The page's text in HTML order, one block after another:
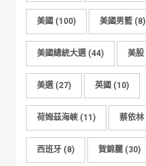
美國 (100) 美國男籃 (8)
美國總統大選(44) 美股
美選(27) 英國 (10)
荷姆茲海峽 (11) 蔡依林
西班牙 (8) 賀錦麗 (30)